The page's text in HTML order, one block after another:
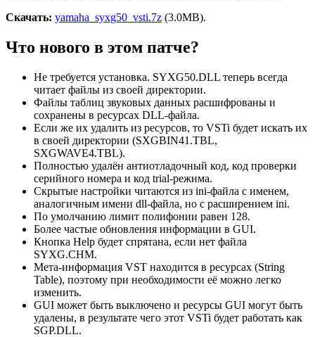
Скачать: yamaha_syxg50_vsti.7z (3.0MB).
Что нового в этом патче?
Не требуется установка. SYXG50.DLL теперь всегда
читает файлы из своей директории.
Файлы таблиц звуковых данных расшифрованы и
сохранены в ресурсах DLL-файла.
Если же их удалить из ресурсов, то VSTi будет искать их
в своей директории (SXGBIN41.TBL,
SXGWAVE4.TBL).
Полностью удалён антиотладочный код, код проверки
серийного номера и код trial-режима.
Скрытые настройки читаются из ini-файла с именем,
аналогичным имени dll-файла, но с расширением ini.
По умолчанию лимит полифонии равен 128.
Более частые обновления информации в GUI.
Кнопка Help будет спрятана, если нет файла
SYXG.CHM.
Мета-информация VST находится в ресурсах (String
Table), поэтому при необходимости её можно легко
изменить.
GUI может быть выключено и ресурсы GUI могут быть
удалены, в результате чего этот VSTi будет работать как
SGP.DLL.